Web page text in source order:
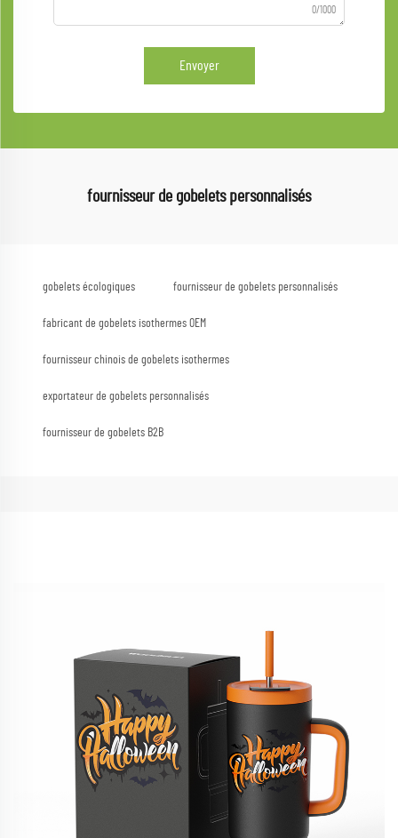
0/1000
Envoyer
fournisseur de gobelets personnalisés
gobelets écologiques fournisseur de gobelets personnalisés
fabricant de gobelets isothermes OEM
fournisseur chinois de gobelets isothermes
exportateur de gobelets personnalisés
fournisseur de gobelets B2B